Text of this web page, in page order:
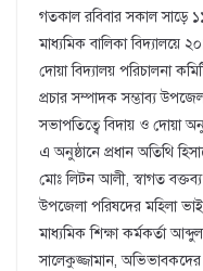
গতকাল রবিবার সকাল সাড়ে
মাধ্যমিক বালিকা বিদ্যালয়ে
দোয়া বিদ্যালয় পরিচালনা
প্রচার সম্পাদক সম্ভাব্য
সভাপতিত্বে বিদায় ও দোয়া
এ অনুষ্ঠানে প্রধান অতিথি
মোঃ লিটন আলী, স্বাগত বক্তব্য
উপজেলা পরিষদের মহিলা
মাধ্যমিক শিক্ষা কর্মকর্তা
সালেকুজ্জামান, অভিভাবকদের